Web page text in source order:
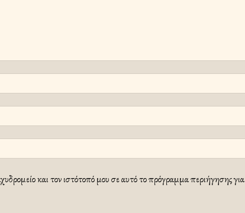
και τον ιστότοπό μου σε αυτό το πρόγραμμα περιήγησης για